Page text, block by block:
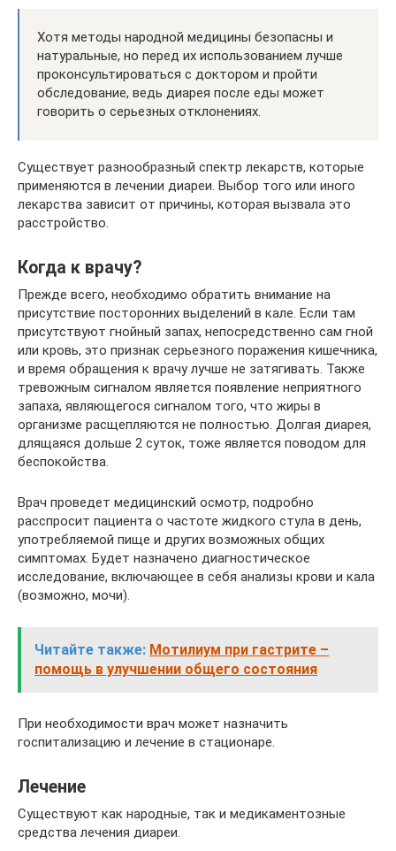
Хотя методы народной медицины безопасны и
натуральные, но перед их использованием лучше
проконсультироваться с доктором и пройти
обследование, ведь диарея после еды может
говорить о серьезных отклонениях.
Существует разнообразный спектр лекарств, которые
применяются в лечении диареи. Выбор того или иного
лекарства зависит от причины, которая вызвала это
расстройство.
Когда к врачу?
Прежде всего, необходимо обратить внимание на
присутствие посторонних выделений в кале. Если там
присутствуют гнойный запах, непосредственно сам гной
или кровь, это признак серьезного поражения кишечника,
и время обращения к врачу лучше не затягивать. Также
тревожным сигналом является появление неприятного
запаха, являющегося сигналом того, что жиры в
организме расщепляются не полностью. Долгая диарея,
длящаяся дольше 2 суток, тоже является поводом для
беспокойства.
Врач проведет медицинский осмотр, подробно
расспросит пациента о частоте жидкого стула в день,
употребляемой пище и других возможных общих
симптомах. Будет назначено диагностическое
исследование, включающее в себя анализы крови и кала
(возможно, мочи).
Читайте также: Мотилиум при гастрите –
помощь в улучшении общего состояния
При необходимости врач может назначить
госпитализацию и лечение в стационаре.
Лечение
Существуют как народные, так и медикаментозные
средства лечения диареи.